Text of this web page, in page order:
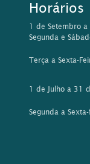
Horários
1 de Setembro a
Segunda e
Terça a Sexta-
1 de Julho a 31
Segunda a